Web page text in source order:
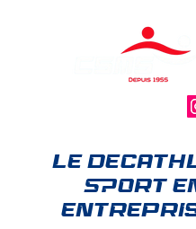
LE
SPORT